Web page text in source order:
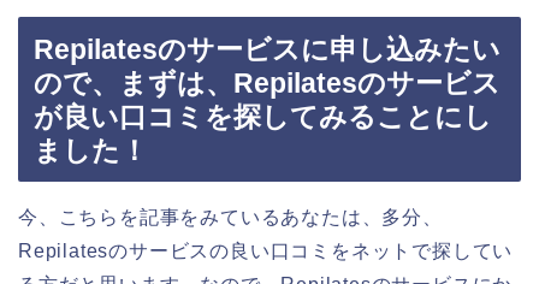
Repilatesのサービスに申し込みたい
ので、まずは、Repilatesのサービス
が良い口コミを探してみることにし
ました！
今、こちらを記事をみているあなたは、多分、
Repilatesのサービスの良い口コミをネットで探してい